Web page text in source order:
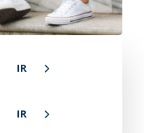
IR
IR